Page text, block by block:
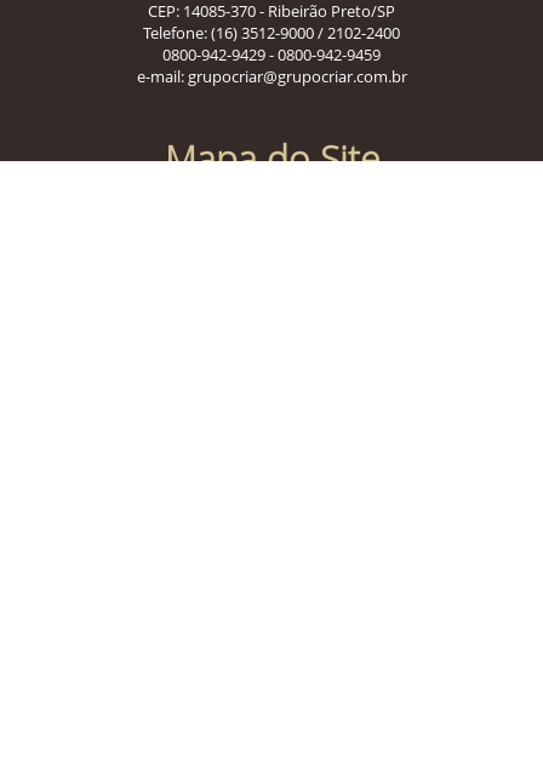
CEP: 14085-370 - Ribeirão Preto/SP
Telefone:(16) 3512-9000/2102-2400
0800-942-9429 - 0800-942-9459
e-mail:grupocriar@grupocriar.com.br
Mapa do Site